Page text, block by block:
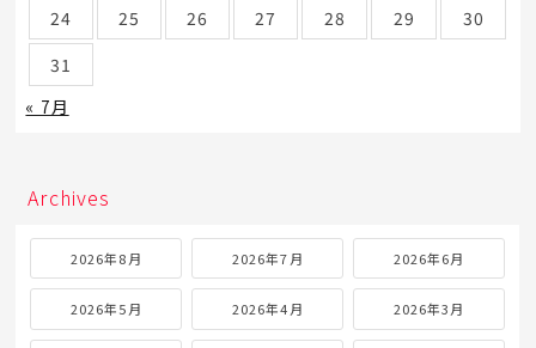
24
25 26 27 28 29
30
31
« 7月
Archives
2026年8月 2026年7月 2026年6月
2026年5月 2026年4月 2026年3月